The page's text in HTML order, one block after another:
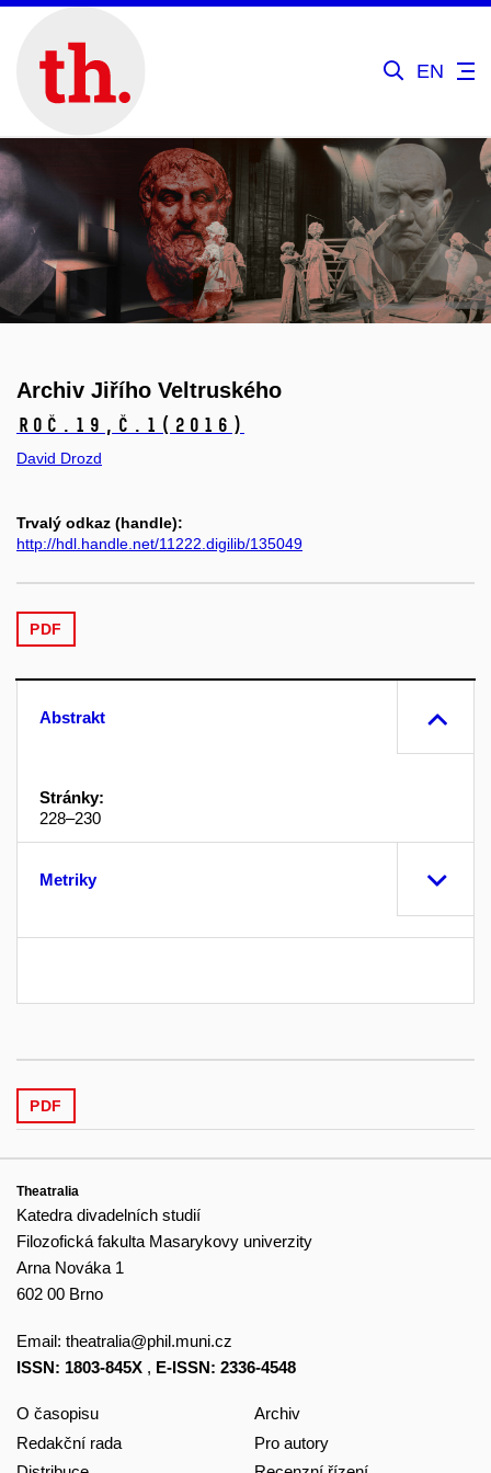
EN
Archiv Jiřího Veltruského
Roč.19, č.1 (2016)
David Drozd
Trvalý odkaz (handle):
http://hdl.handle.net/11222.digilib/135049
PDF
Abstrakt
Stránky:
228–230
Metriky
PDF
Theatralia
Katedra divadelních studií
Filozofická fakulta Masarykovy univerzity
Arna Nováka 1
602 00 Brno
Email: theatralia@phil.muni.cz
ISSN: 1803-845X , E-ISSN: 2336-4548
O časopisu
Redakční rada
Archiv
Pro autory